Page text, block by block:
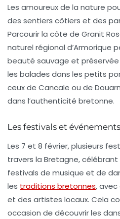
Les amoureux de la nature
des sentiers côtiers et des
Parcourir la côte de Granit
naturel régional d’Armorique
beauté sauvage et préservée
les balades dans les petits
ceux de Cancale ou de
dans l’authenticité bretonne.
Les festivals et
Les 7 et 8 février, plusieurs
travers la Bretagne, célébrant
festivals de musique et de
les traditions bretonnes, avec
et des artistes locaux. Cela
occasion de découvrir les